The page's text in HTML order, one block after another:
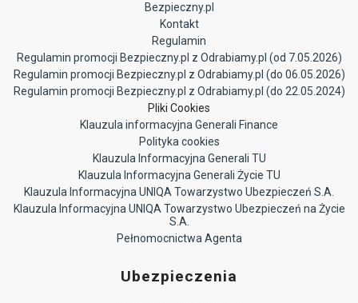
Bezpieczny.pl
Kontakt
Regulamin
Regulamin promocji Bezpieczny.pl z Odrabiamy.pl (od 7.05.2026)
Regulamin promocji Bezpieczny.pl z Odrabiamy.pl (do 06.05.2026)
Regulamin promocji Bezpieczny.pl z Odrabiamy.pl (do 22.05.2024)
Pliki Cookies
Klauzula informacyjna Generali Finance
Polityka cookies
Klauzula Informacyjna Generali TU
Klauzula Informacyjna Generali Życie TU
Klauzula Informacyjna UNIQA Towarzystwo Ubezpieczeń S.A.
Klauzula Informacyjna UNIQA Towarzystwo Ubezpieczeń na Życie
S.A.
Pełnomocnictwa Agenta
Ubezpieczenia